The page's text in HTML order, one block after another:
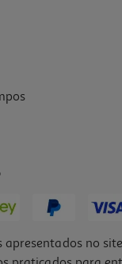
apresentados no